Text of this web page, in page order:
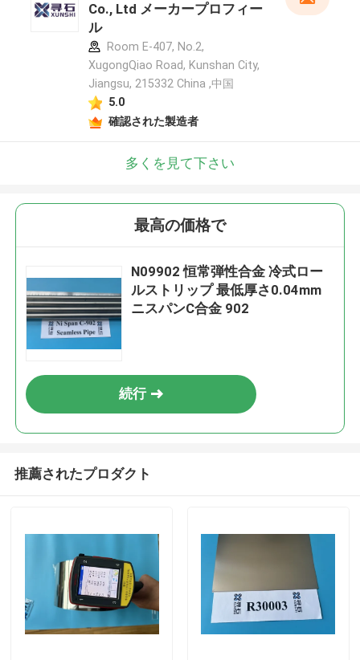
Co., Ltd メーカープロフィー
ル
Room E-407, No.2,
XugongQiao Road, Kunshan City,
Jiangsu, 215332 China ,中国
5.0
確認された製造者
多くを見て下さい
最高の価格で
N09902 恒常弾性合金 冷式ロー
ルストリップ 最低厚さ0.04mm
ニスパンC合金 902
続行
推薦されたプロダクト